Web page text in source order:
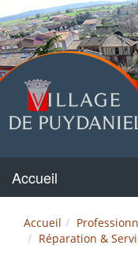
Accueil
Accueil
Réparation &